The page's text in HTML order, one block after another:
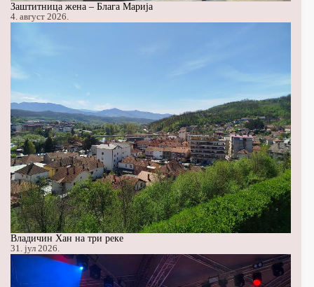
Заштитница жена – Блага Марија
4. август 2026.
Владичин Хан на три реке
31. јул 2026.